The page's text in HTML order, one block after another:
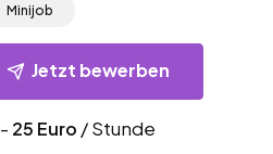
Minijob
Jetzt bewerben
- 25 Euro / Stunde